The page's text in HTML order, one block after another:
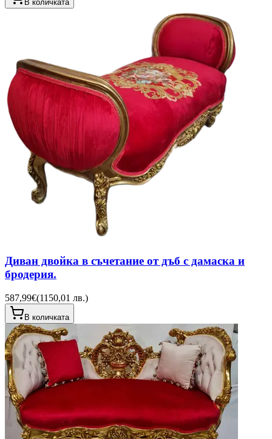
В количката
Диван двойка в съчетание от дъб с дамаска и
бродерия.
587,99€(1150,01 лв.)
В количката